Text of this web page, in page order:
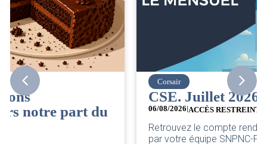
CSE. Juillet 2026
06/08/2026| ACCÈS RESTREINT
Retrouvez le compte rendu du CSE de juillet 2026
par votre équipe SNPNC-FO Corsair. ...